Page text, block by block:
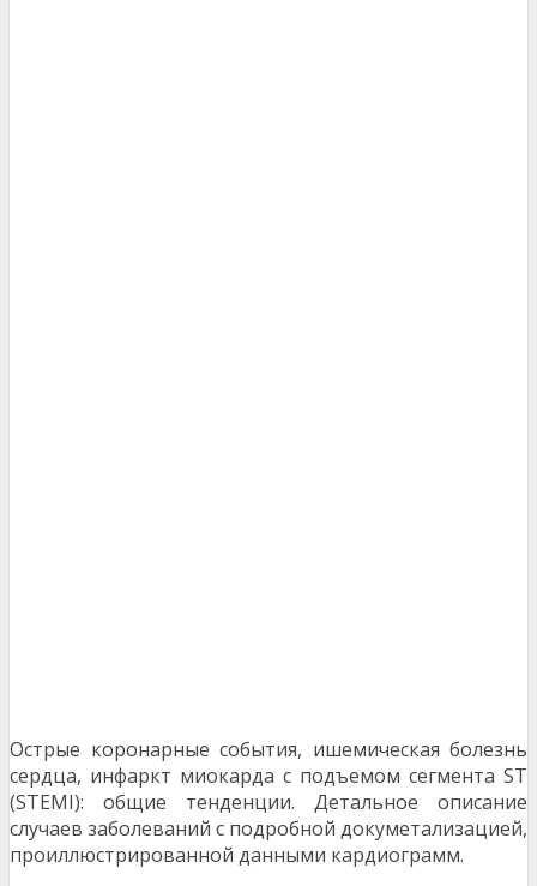
Острые коронарные события, ишемическая болезнь
сердца, инфаркт миокарда с подъемом сегмента ST
(STEMI): общие тенденции. Детальное описание
случаев заболеваний с подробной докуметализацией,
проиллюстрированной данными кардиограмм.